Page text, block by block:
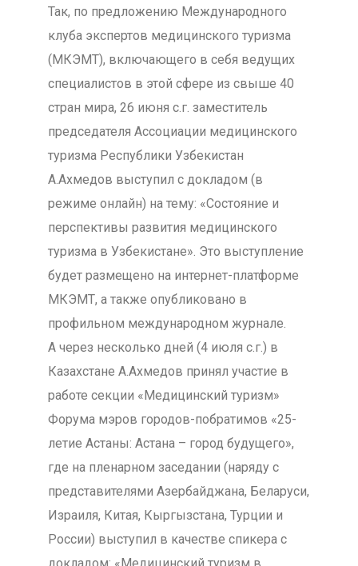
Так, по предложению Международного
клуба экспертов медицинского туризма
(МКЭМТ), включающего в себя ведущих
специалистов в этой сфере из свыше 40
стран мира, 26 июня с.г. заместитель
председателя Ассоциации медицинского
туризма Республики Узбекистан
А.Ахмедов выступил с докладом (в
режиме онлайн) на тему: «Состояние и
перспективы развития медицинского
туризма в Узбекистане». Это выступление
будет размещено на интернет-платформе
МКЭМТ, а также опубликовано в
профильном международном журнале.
А через несколько дней (4 июля с.г.) в
Казахстане А.Ахмедов принял участие в
работе секции «Медицинский туризм»
Форума мэров городов-побратимов «25-
летие Астаны: Астана – город будущего»,
где на пленарном заседании (наряду с
представителями Азербайджана, Беларуси,
Израиля, Китая, Кыргызстана, Турции и
России) выступил в качестве спикера с